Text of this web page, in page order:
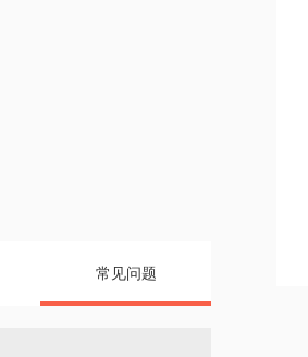
常见问题